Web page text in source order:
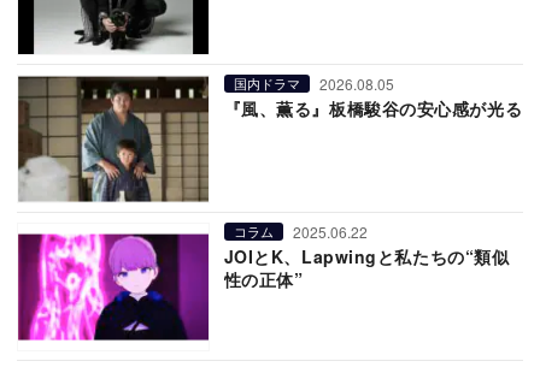
国内ドラマ 2026.08.05
『風、薫る』板橋駿谷の安心感が光る
コラム 2025.06.22
JOIとK、Lapwingと私たちの“類似
性の正体”